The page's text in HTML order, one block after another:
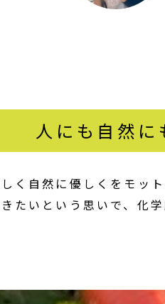
人にも自然に
く自然に優しくをモッ
たいという思いで、化